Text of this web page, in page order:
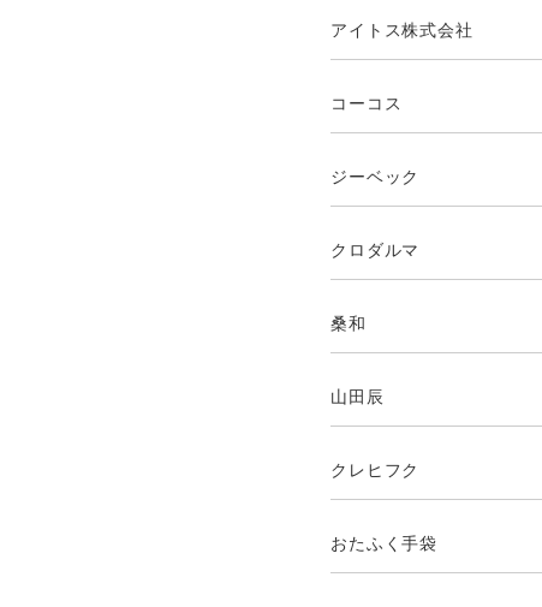
アイトス株式会社
コーコス
ジーベック
クロダルマ
桑和
山田辰
クレヒフク
おたふく手袋